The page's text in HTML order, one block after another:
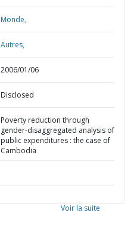
Monde,
Autres,
2006/01/06
Disclosed
Poverty reduction through
gender-disaggregated analysis of
public expenditures : the case of
Cambodia
Voir la suite